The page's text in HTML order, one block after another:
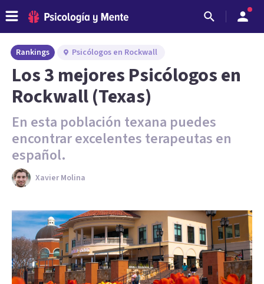
Rankings Psicólogos en Rockwall
Los 3 mejores Psicólogos en
Rockwall (Texas)
En esta población texana puedes
encontrar excelentes terapeutas en
español.
Xavier Molina